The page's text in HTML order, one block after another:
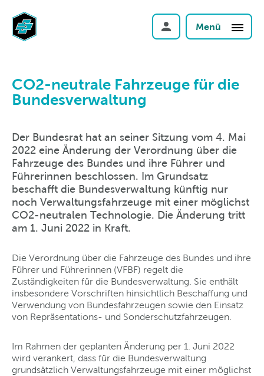
Menü
CO2-neutrale Fahrzeuge für die
Bundesverwaltung
Der Bundesrat hat an seiner Sitzung vom 4. Mai
2022 eine Änderung der Verordnung über die
Fahrzeuge des Bundes und ihre Führer und
Führerinnen beschlossen. Im Grundsatz
beschafft die Bundesverwaltung künftig nur
noch Verwaltungsfahrzeuge mit einer möglichst
CO2-neutralen Technologie. Die Änderung tritt
am 1. Juni 2022 in Kraft.
Die Verordnung über die Fahrzeuge des Bundes und ihre
Führer und Führerinnen (VFBF) regelt die
Zuständigkeiten für die Bundesverwaltung. Sie enthält
insbesondere Vorschriften hinsichtlich Beschaffung und
Verwendung von Bundesfahrzeugen sowie den Einsatz
von Repräsentations- und Sonderschutzfahrzeugen.
Im Rahmen der geplanten Änderung per 1. Juni 2022
wird verankert, dass für die Bundesverwaltung
grundsätzlich Verwaltungsfahrzeuge mit einer möglichst